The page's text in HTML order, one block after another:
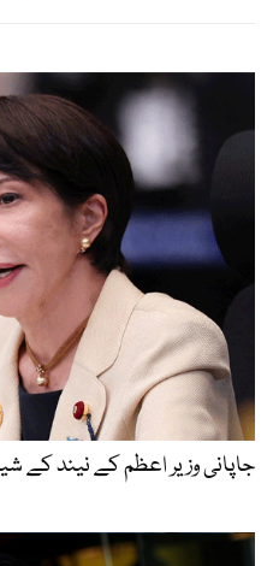
جاپانی وزیر اعظم کے نیند کے